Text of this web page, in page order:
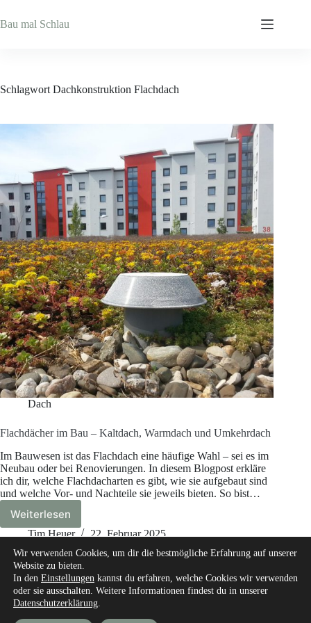
Inhalt
springen
Bau mal Schlau
Schlagwort Dachkonstruktion Flachdach
Dach
Flachdächer im Bau – Kaltdach, Warmdach und Umkehrdach
Im Bauwesen ist das Flachdach eine häufige Wahl – sei es im
Neubau oder bei Renovierungen. In diesem Blogpost erkläre
ich dir, welche Flachdacharten es gibt, wie sie aufgebaut sind
und welche Vor- und Nachteile sie jeweils bieten. So bist…
Weiterlesen
Flachdächer
im
–
Kaltdach,
Warmdach
und
Umkehrdach
Tim Heuer 22. Februar 2025
Start Über mich
Experte werden
unsere Messgeräte und Werkzeuge
Wir verwenden Cookies, um dir die bestmögliche Erfahrung auf unserer
Website zu bieten.
In den Einstellungen kannst du erfahren, welche Cookies wir verwenden
oder sie ausschalten. Weitere Informationen findest du in unserer
Datenschutzerklärung.